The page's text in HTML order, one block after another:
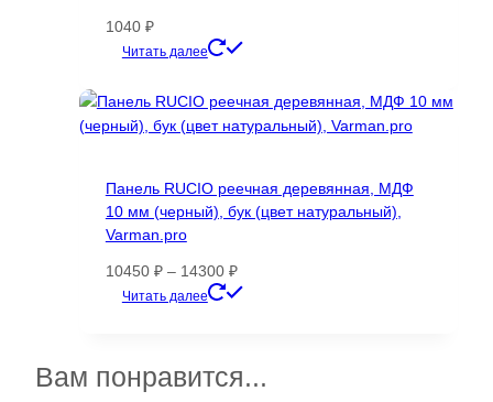
1040 ₽
Читать далее
имеет
несколько
можно
выбрать
Панель RUCIO реечная деревянная, МДФ
10 мм (черный), бук (цвет натуральный),
Varman.pro
10450 ₽ – 14300 ₽Диапазон
цен:
14300 ₽
Читать далее
вариаций.
Вам понравится...